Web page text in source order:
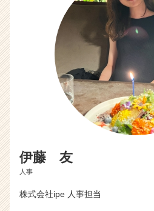
C
e
r）
伊藤 友
人事
株式会社ipe 人事担当